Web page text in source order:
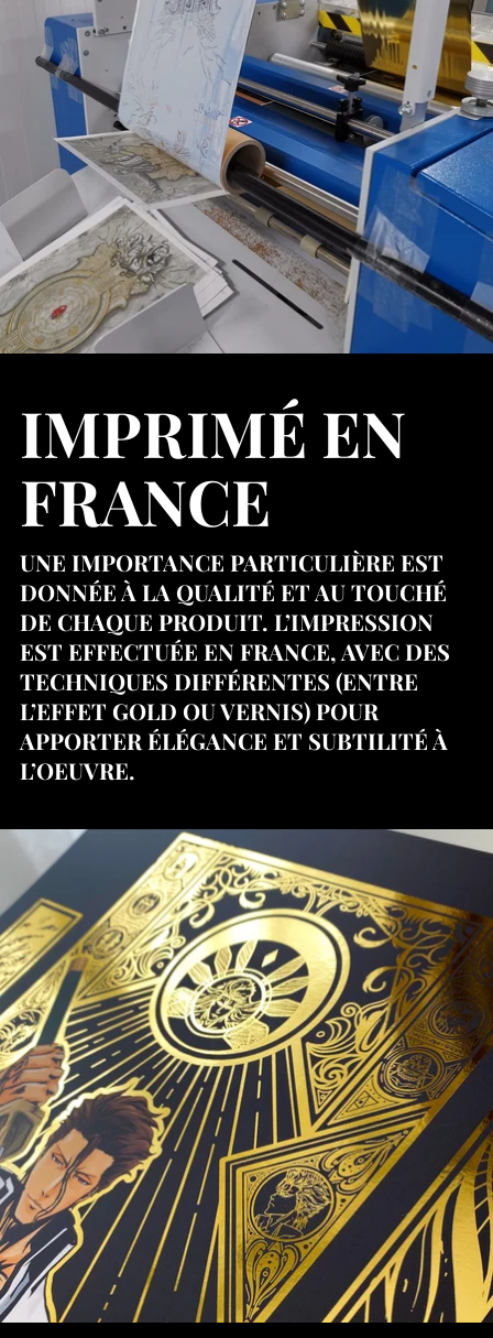
IMPRIMÉ EN
FRANCE
UNE IMPORTANCE PARTICULIÈRE EST
DONNÉE À LA QUALITÉ ET AU TOUCHÉ
DE CHAQUE PRODUIT. L’IMPRESSION
EST EFFECTUÉE EN FRANCE, AVEC DES
TECHNIQUES DIFFÉRENTES (ENTRE
L’EFFET GOLD OU VERNIS) POUR
APPORTER ÉLÉGANCE ET SUBTILITÉ À
L’OEUVRE.